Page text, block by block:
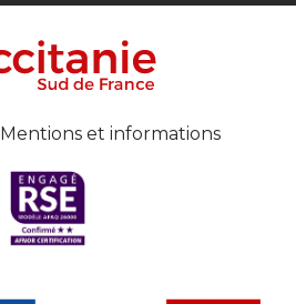
Mentions et informations